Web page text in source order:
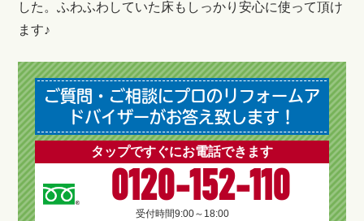
した。ふわふわしていた床もしっかり安心に使って頂け
ます♪
ご質問・ご相談にプロのリフォームア
ドバイザーがお答え致します！
タップですぐにお電話できます
0120-152-110
受付時間9:00～18:00